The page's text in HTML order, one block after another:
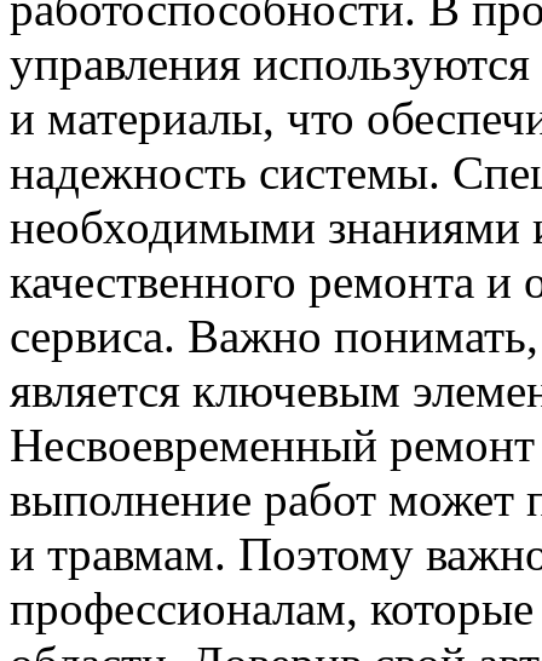
управления
и материалы, что
надежность системы.
необходимыми знаниями
качественного ремонта
сервиса. Важно
является ключевым
Несвоевременный ремонт
выполнение работ может
и травмам. Поэтому
профессионалам,